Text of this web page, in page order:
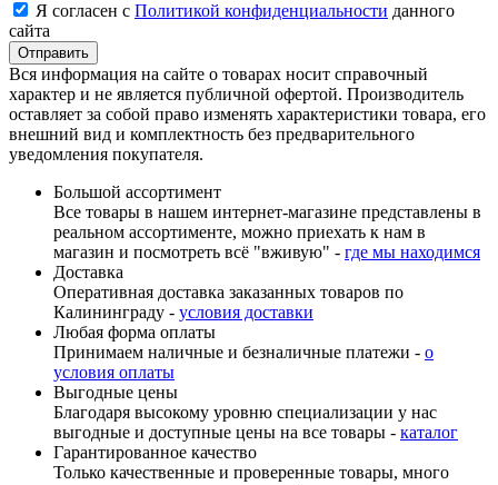
Я согласен с Политикой конфиденциальности данного
сайта
Вся информация на сайте о товарах носит справочный
характер и не является публичной офертой. Производитель
оставляет за собой право изменять характеристики товара, его
внешний вид и комплектность без предварительного
уведомления покупателя.
Большой ассортимент
Все товары в нашем интернет-магазине представлены в
реальном ассортименте, можно приехать к нам в
магазин и посмотреть всё "вживую" - где мы находимся
Доставка
Оперативная доставка заказанных товаров по
Калининграду - условия доставки
Любая форма оплаты
Принимаем наличные и безналичные платежи - о
условия оплаты
Выгодные цены
Благодаря высокому уровню специализации у нас
выгодные и доступные цены на все товары - каталог
Гарантированное качество
Только качественные и проверенные товары, много